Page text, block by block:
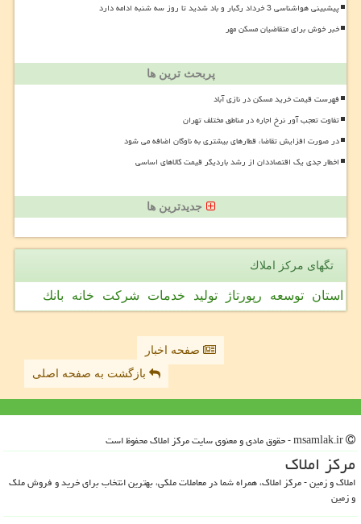
پیشبینی هواشناسی 3 خرداد رگبار و باد شدید تا روز سه شنبه ادامه دارد
خبر خوش برای متقاضیان مسکن مهر
پربحث ترین ها
فهرست قیمت خرید مسکن در نازی آباد
تفاوت تعجب آور نرخ اجاره در مناطق مختلف تهران
در صورت افزایش تقاضا، قطارهای بیشتری به ناوگان اضافه می شود
اخطار جدی یک اقتصاددان از رشد باردیگر قیمت کالاهای اساسی
جدیدترین ها
تگهای مركز املاك
استان توسعه رپورتاژ تولید خدمات شركت خانه بانك
صفحه اخبار
بازگشت به صفحه اصلی
مركز املاك
املاک و زمین - مرکز املاک، همراه شما در معاملات ملکی، بهترین انتخاب برای خرید و فروش ملک
و زمین